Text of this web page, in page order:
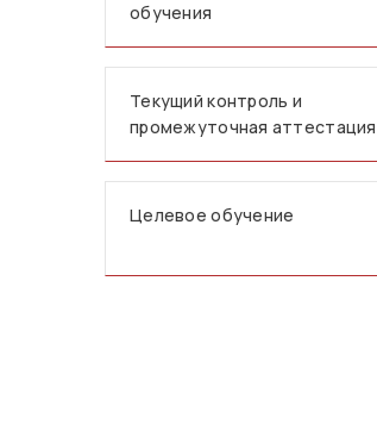
обучения
Текущий контроль и
промежуточная аттестация
Целевое обучение